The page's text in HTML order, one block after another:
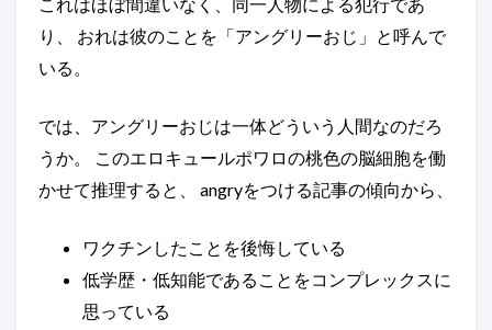
り、 おれは彼のことを「アングリーおじ」と呼んで
いる。
では、アングリーおじは一体どういう人間なのだろ
うか。 このエロキュールポワロの桃色の脳細胞を働
かせて推理すると、 angryをつける記事の傾向から、
ワクチンしたことを後悔している
低学歴・低知能であることをコンプレックスに
思っている